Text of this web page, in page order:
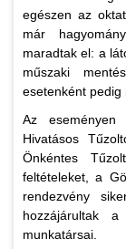
egészen az
már
maradtak el: a
műszaki
esetenként pedig
Az
Hivatásos
Önkéntes
feltételeket, a
rendezvény
hozzájárultak
munkatársai.